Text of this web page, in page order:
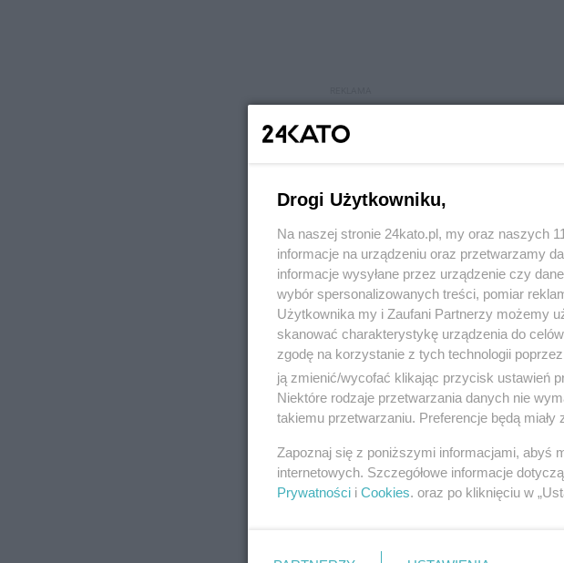
REKLAMA
Drogi Użytkowniku,
Na naszej stronie 24kato.pl, my oraz naszych
informacje na urządzeniu oraz przetwarzamy
informacje wysyłane przez urządzenie czy
wybór spersonalizowanych treści, pomiar
Użytkownika my i Zaufani Partnerzy możemy
skanować charakterystykę urządzenia do
zgodę na korzystanie z tych technologii
ją zmienić/wycofać klikając przycisk ustawień
Niektóre rodzaje przetwarzania danych nie
takiemu przetwarzaniu. Preferencje będą
Zapoznaj się z poniższymi informacjami, abyś
internetowych. Szczegółowe informacje
Prywatności i Cookies. oraz po kliknięciu w